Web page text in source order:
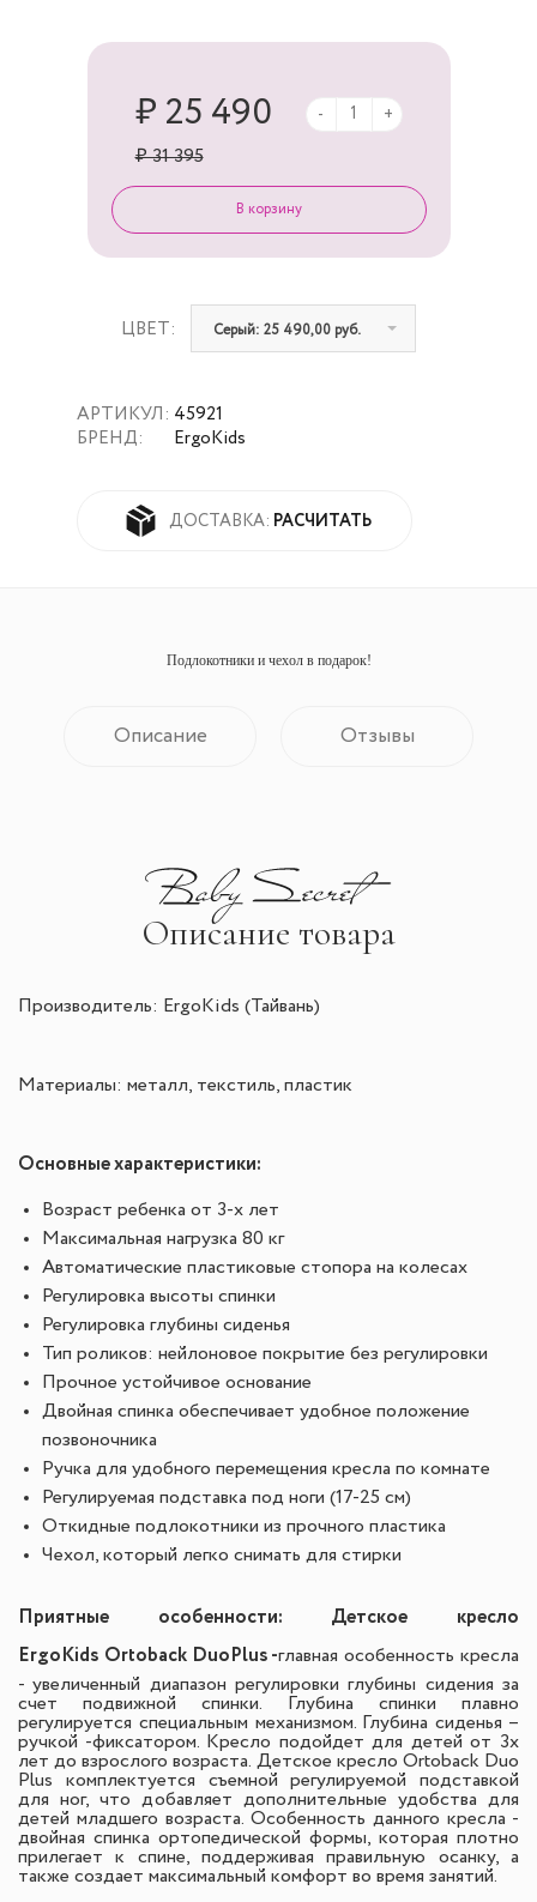
АРТИКУЛ:
БРЕНД:
45921
ErgoKids
ДОСТАВКА: РАСЧИТАТЬ
ЦВЕТ: Серый: 25 490,00 руб.
₽ 25 490
₽ 31 395
- +
Подлокотники и чехол в подарок!
Описание Отзывы
Описание товара
Производитель: ErgoKids (Тайвань)
Материалы: металл, текстиль, пластик
Основные характеристики:
Возраст ребенка от 3-х лет
Максимальная нагрузка 80 кг
Автоматические пластиковые стопора на колесах
Регулировка высоты спинки
Регулировка глубины сиденья
Тип роликов: нейлоновое покрытие без регулировки
Прочное устойчивое основание
Двойная спинка обеспечивает удобное положение
позвоночника
Ручка для удобного перемещения кресла по комнате
Регулируемая подставка под ноги (17-25 см)
Откидные подлокотники из прочного пластика
Чехол, который легко снимать для стирки
Приятные особенности: Детское кресло
ErgoKids Ortoback DuoPlus -главная особенность кресла
- увеличенный диапазон регулировки глубины сидения за
счет подвижной спинки. Глубина спинки плавно
регулируется специальным механизмом. Глубина сиденья –
ручкой -фиксатором. Кресло подойдет для детей от 3х
лет до взрослого возраста. Детское кресло Ortoback Duo
Plus комплектуется съемной регулируемой подставкой
для ног, что добавляет дополнительные удобства для
детей младшего возраста. Особенность данного кресла -
двойная спинка ортопедической формы, которая плотно
прилегает к спине, поддерживая правильную осанку, а
также создает максимальный комфорт во время занятий.